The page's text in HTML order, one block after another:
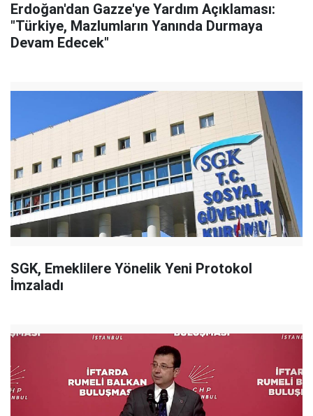
Erdoğan'dan Gazze'ye Yardım Açıklaması:
"Türkiye, Mazlumların Yanında Durmaya
Devam Edecek"
SGK, Emeklilere Yönelik Yeni Protokol
İmzaladı